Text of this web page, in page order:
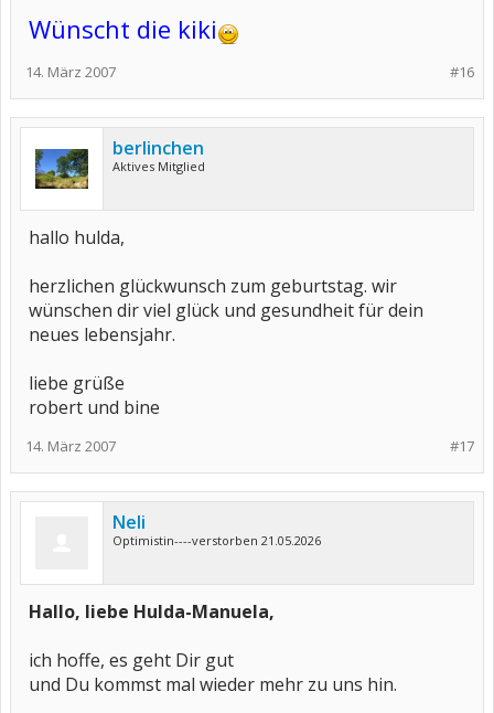
Wünscht die kiki
#16
14. März 2007
berlinchen
Aktives Mitglied
hallo hulda,
herzlichen glückwunsch zum geburtstag. wir
wünschen dir viel glück und gesundheit für dein
neues lebensjahr.
liebe grüße
robert und bine
#17
14. März 2007
Neli
Optimistin----verstorben 21.05.2026
Hallo, liebe Hulda-Manuela,
ich hoffe, es geht Dir gut
und Du kommst mal wieder mehr zu uns hin.